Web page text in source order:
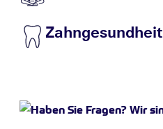
Zahngesundheit